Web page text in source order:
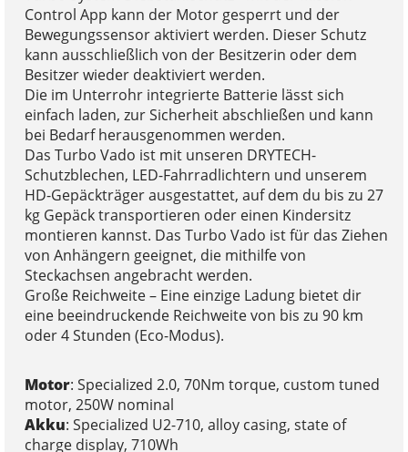
Control App kann der Motor gesperrt und der
Bewegungssensor aktiviert werden. Dieser Schutz
kann ausschließlich von der Besitzerin oder dem
Besitzer wieder deaktiviert werden.
Die im Unterrohr integrierte Batterie lässt sich
einfach laden, zur Sicherheit abschließen und kann
bei Bedarf herausgenommen werden.
Das Turbo Vado ist mit unseren DRYTECH-
Schutzblechen, LED-Fahrradlichtern und unserem
HD-Gepäckträger ausgestattet, auf dem du bis zu 27
kg Gepäck transportieren oder einen Kindersitz
montieren kannst. Das Turbo Vado ist für das Ziehen
von Anhängern geeignet, die mithilfe von
Steckachsen angebracht werden.
Große Reichweite – Eine einzige Ladung bietet dir
eine beeindruckende Reichweite von bis zu 90 km
oder 4 Stunden (Eco-Modus).
Motor: Specialized 2.0, 70Nm torque, custom tuned
motor, 250W nominal
Akku: Specialized U2-710, alloy casing, state of
charge display, 710Wh